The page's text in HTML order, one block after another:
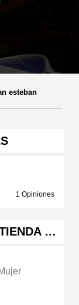
esteban
1 Opiniones
…